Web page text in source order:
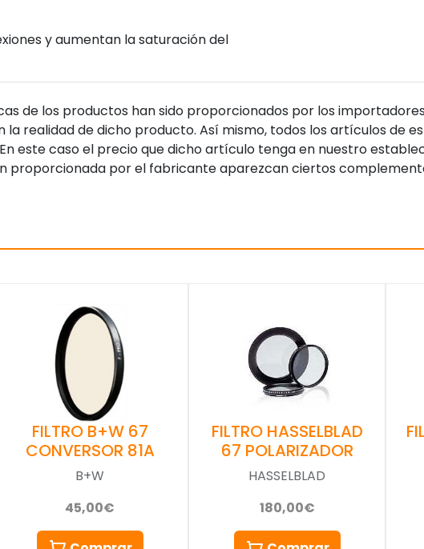
y aumentan la saturación del
de los productos han sido proporcionados por los
realidad de dicho producto. Así mismo, todos los artículos de
este caso el precio que dicho artículo tenga en nuestro
proporcionada por el fabricante aparezcan ciertos
FILTRO B+W 67
CONVERSOR 81A
B+W
45,00€
FILTRO HASSELBLAD
67 POLARIZADOR
HASSELBLAD
180,00€